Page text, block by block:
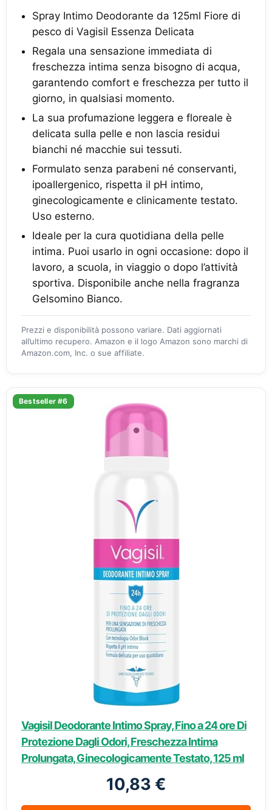
Spray Intimo Deodorante da 125ml Fiore di
pesco di Vagisil Essenza Delicata
Regala una sensazione immediata di
freschezza intima senza bisogno di acqua,
garantendo comfort e freschezza per tutto il
giorno, in qualsiasi momento.
La sua profumazione leggera e floreale è
delicata sulla pelle e non lascia residui
bianchi né macchie sui tessuti.
Formulato senza parabeni né conservanti,
ipoallergenico, rispetta il pH intimo,
ginecologicamente e clinicamente testato.
Uso esterno.
Ideale per la cura quotidiana della pelle
intima. Puoi usarlo in ogni occasione: dopo il
lavoro, a scuola, in viaggio o dopo l’attività
sportiva. Disponibile anche nella fragranza
Gelsomino Bianco.
Prezzi e disponibilità possono variare. Dati aggiornati
all’ultimo recupero. Amazon e il logo Amazon sono marchi di
Amazon.com, Inc. o sue affiliate.
Bestseller #6
Vagisil Deodorante Intimo Spray, Fino a 24 ore Di
Protezione Dagli Odori, Freschezza Intima
Prolungata, Ginecologicamente Testato, 125 ml
10,83 €